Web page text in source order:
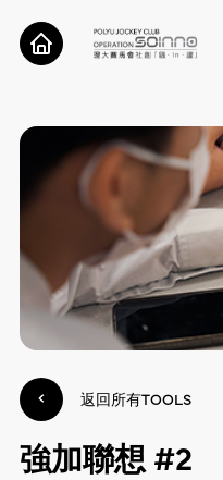
關於我們
案例
工具
研究
聯絡我們
返回所有TOOLS
強加聯想 #2